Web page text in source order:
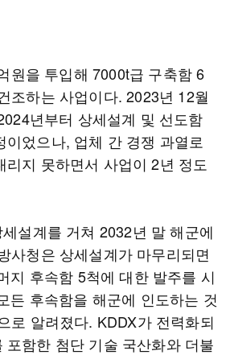
원을 투입해 7000t급 구축함 6
조하는 사업이다. 2023년 12월
년부터 상세설계 및 선도함
이었으나, 업체 간 경쟁 과열로
리지 못하면서 사업이 2년 정도
설계를 거쳐 2032년 말 해군에
사청은 상세설계가 마무리되면
지 후속함 5척에 대한 발주를 시
든 후속함을 해군에 인도하는 것
로 알려졌다. KDDX가 전력화되
포함한 첨단 기술 국산화와 더불